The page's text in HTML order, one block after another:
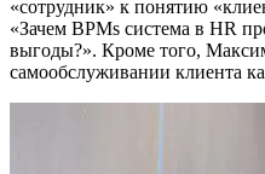
«сотрудник» к понятию
«Зачем BPMs система в HR
выгоды?». Кроме того,
самообслуживании клиента